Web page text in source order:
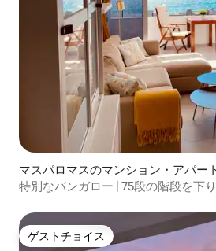
マスパロマスのマンション・アパー
特別なバンガロー | 75段の階段を下
ゲストチョイス
ゲストチョイス